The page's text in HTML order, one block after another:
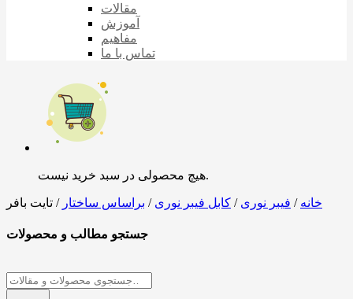
مقالات
آموزش
مفاهیم
تماس با ما
هیچ محصولی در سبد خرید نیست.
خانه / فیبر نوری / کابل فیبر نوری / براساس ساختار / تایت بافر
جستجو مطالب و محصولات
برای: